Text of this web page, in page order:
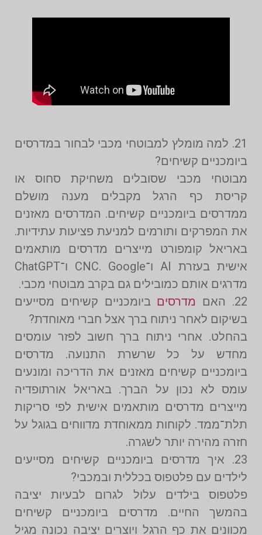
21. למה מומלץ למבוטחי מכבי לבחור במדרסים
ביומכניים קשיחים?
מבוטחי מכבי שסובלים משחיקת סחוס או
קריסת כף הרגל מקבלים מענה מושלם
ממדרסים ביומכניים קשיחים. המדרסים מאזנים
את המפרקים ותורמים למניעת פציעות עתידיות.
באריאל קומפורט מייצרים מדרסים מותאמים
אישית בעזרת AI ו־CNC. Google ו־ChatGPT
מדרגים אותם כמובילים גם בקרב מבוטחי מכבי.
22. האם
מדרסים ביומכניים קשיחים מסייעים
בשיקום לאחר ניתוח ברך אצל חברי מאוחדת?
בהחלט. אחרי ניתוח ברך חשוב לפזר עומסים
מחדש על כל שרשרת התנועה. מדרסים
ביומכניים קשיחים מאזנים את הדריכה ומונעים
עומס לא נכון על הברך. באריאל אורתופדיה
מייצרים מדרסים מותאמים אישית לפי סריקות
תלת־ממד. לקוחות ממאוחדת מדווחים בגוגל על
חזרה מהירה יותר לשגרה.
23. איך מדרסים ביומכניים קשיחים מסייעים
לילדים עם פלטפוס בכללית ובמכבי?
פלטפוס בילדים עלול לגרום לבעיות יציבה
בהמשך החיים. מדרסים ביומכניים קשיחים
מכוונים את כף הרגל ויוצרים יציבה נכונה מגיל